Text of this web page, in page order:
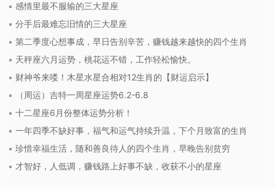
感情里最不服输的三大星座
分手后最难忘旧情的三大星座
第二季度心想事成，早日告别辛苦，赚钱越来越快的四个生肖
天秤座六月运势，桃花运不错，工作轻松愉快。
财神爷来喽！木星水星合相对12生肖的【财运启示】
（周运）吉特一周星座运势6.2-6.8
十二星座6月份整体运势分析！
一年四季不缺好事，福气和运气持续升温，下个月致富的生肖
珍惜幸福生活，随和善良待人的四个生肖，早晚告别贫穷
才智好，人低调，赚钱路上好事不缺，收获不小的星座